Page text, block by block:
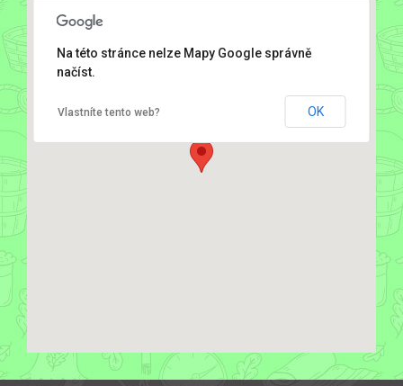
První Ruská Baňa - Podmoky u Poděbrad
Na této stránce nelze Mapy Google správně
načíst.
Vlastníte tento web? OK